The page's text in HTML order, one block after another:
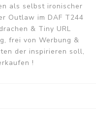
als selbst ironischer
Outlaw im DAF T244
& Tiny URL
frei von Werbung &
der inspirieren soll,
!